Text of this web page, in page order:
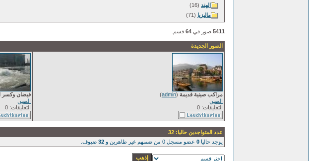
الهند (16)
ماليزيا (71)
5411 صور في 64 قسم.
الصور الجديدة
مراكب صينية قديمة (
admin
)
الصين
التعليقات: 0
فيضان وكسر
الصين
التعليقات: 0
عدد المتواجدين حاليا: 32
يوجد حاليا 0 عضو مسجل 0 من ضمنهم غير ظاهرين و 32 ضيوف.